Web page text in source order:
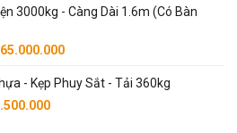
3000kg - Càng Dài 1.6m (Có Bàn
65.000.000Giá
tại
- Kẹp Phuy Sắt - Tải 360kg
Giá